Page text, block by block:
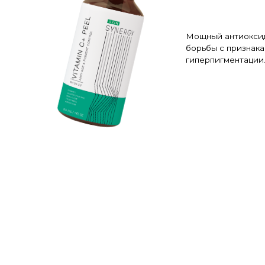
Мощный антиоксидантный
борьбы с признаками старения и
гиперпигментации.
ПОДРОБНЕЕ